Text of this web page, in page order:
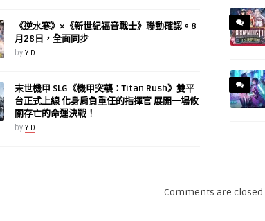
《逆水寒》×《新世紀福音戰士》聯動確認。8
月28日，全面同步
by Y D
末世機甲 SLG《機甲突襲：Titan Rush》雙平
台正式上線 化身肩負重任的指揮官 展開一場攸
關存亡的命運決戰！
by Y D
Comments are closed.